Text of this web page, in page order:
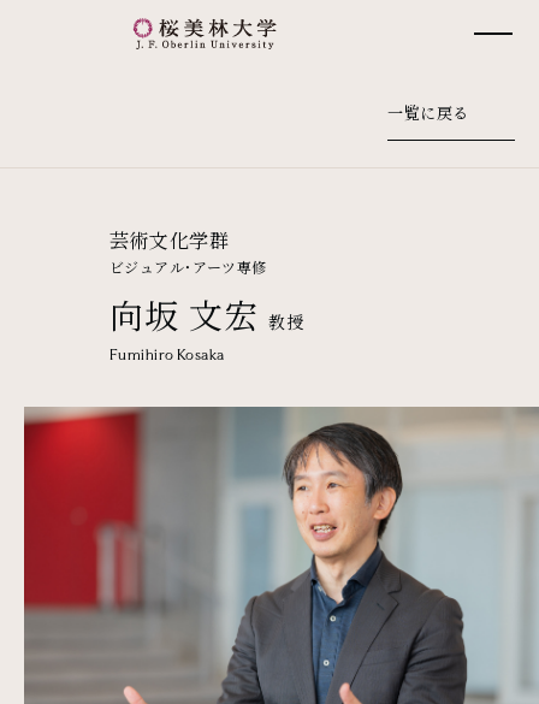
桜美林大学 トップページ
一覧に戻る
芸術文化学群
ビジュアル・アーツ専修
向坂 文宏教授
Fumihiro Kosaka